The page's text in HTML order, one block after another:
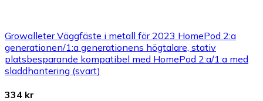
Growalleter Väggfäste i metall för 2023 HomePod 2:a
generationen/1:a generationens högtalare, stativ
platsbesparande kompatibel med HomePod 2:a/1:a med
sladdhantering (svart)
334 kr